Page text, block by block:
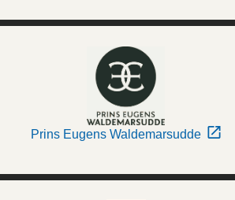
Prins Eugens Waldemarsudde